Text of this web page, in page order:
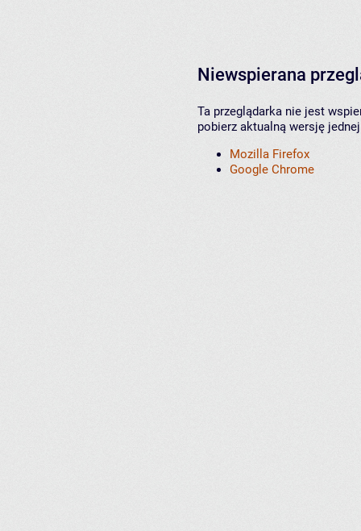
Niewspierana
Ta przeglądarka nie jest
pobierz aktualną wersję
Mozilla Firefox
Google Chrome